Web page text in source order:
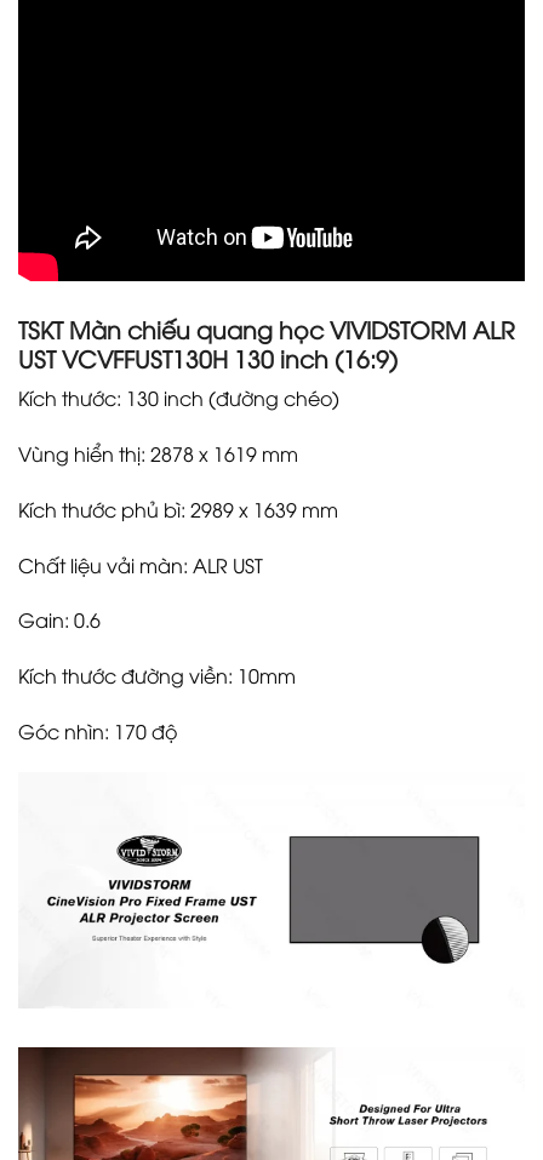
TSKT Màn chiếu quang học VIVIDSTORM ALR
UST VCVFFUST130H 130 inch (16:9)
Kích thước: 130 inch (đường chéo)
Vùng hiển thị: 2878 x 1619 mm
Kích thước phủ bì: 2989 x 1639 mm
Chất liệu vải màn: ALR UST
Gain: 0.6
Kích thước đường viền: 10mm
Góc nhìn: 170 độ